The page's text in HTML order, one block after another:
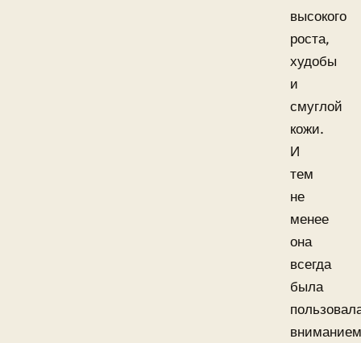
высокого
роста,
худобы
и
смуглой
кожи.
И
тем
не
менее
она
всегда
была
вниманием